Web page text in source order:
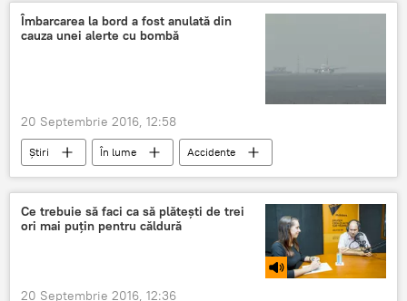
Moldova
percheziţii
Îmbarcarea la bord a fost anulată din
cauza unei alerte cu bombă
20 Septembrie 2016, 12:58
Știri În lume
Accidente
India
zbor avion
bombă
alertă
india
Ce trebuie să faci ca să plătești de trei
ori mai puțin pentru căldură
20 Septembrie 2016, 12:36